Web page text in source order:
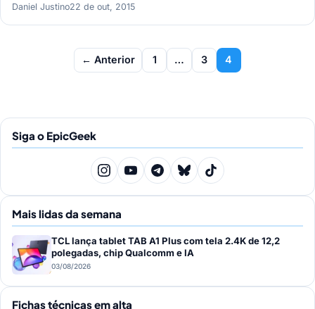
Daniel Justino22 de out, 2015
Paginação← Anterior 1 … 3 4
Siga o EpicGeek
Mais lidas da semana
TCL lança tablet TAB A1 Plus com tela 2.4K de 12,2
polegadas, chip Qualcomm e IA
03/08/2026
Fichas técnicas em alta